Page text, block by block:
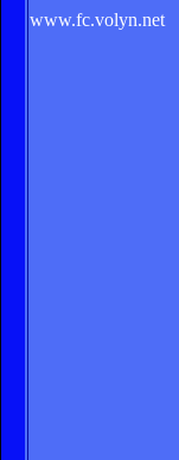
www.fc.volyn.net